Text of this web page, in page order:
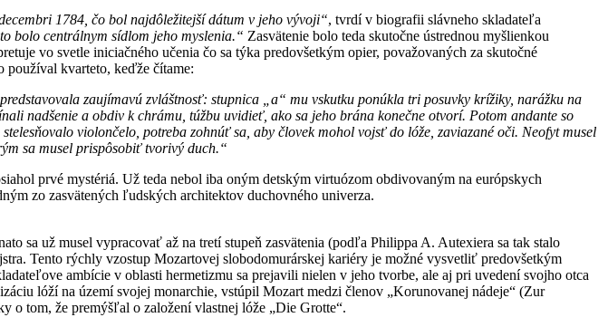
1784, čo bol najdôležitejší dátum v jeho vývoji“, tvrdí v biografii slávneho skladateľa
bolo centrálnym sídlom jeho myslenia.“ Zasvätenie bolo teda skutočne ústrednou myšlienkou
vo svetle iniciačného učenia čo sa týka predovšetkým opier, považovaných za skutočné
používal kvarteto, keďže čítame:
zaujímavú zvláštnosť: stupnica „a“ mu vskutku ponúkla tri posuvky krížiky, narážku na
nadšenie a obdiv k chrámu, túžbu uvidieť, ako sa jeho brána konečne otvorí. Potom andante so
violončelo, potreba zohnúť sa, aby človek mohol vojsť do lóže, zaviazané oči. Neofyt musel
sa musel prispôsobiť tvorivý duch.“
prvé mystériá. Už teda nebol iba oným detským virtuózom obdivovaným na európskych
zo zasvätených ľudských architektov duchovného univerza.
sa už musel vypracovať až na tretí stupeň zasvätenia (podľa Philippa A. Autexiera sa tak stalo
Tento rýchly vzostup Mozartovej slobodomurárskej kariéry je možné vysvetliť predovšetkým
ambície v oblasti hermetizmu sa prejavili nielen v jeho tvorbe, ale aj pri uvedení svojho otca
lóží na území svojej monarchie, vstúpil Mozart medzi členov „Korunovanej nádeje“ (Zur
o tom, že premýšľal o založení vlastnej lóže „Die Grotte“.